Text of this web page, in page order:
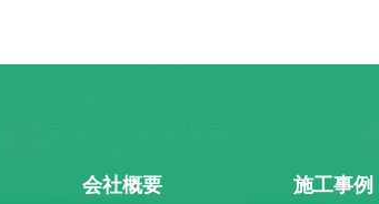
会社概要
施⼯事例